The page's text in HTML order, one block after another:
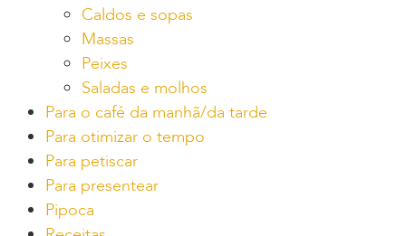
Caldos e sopas
Massas
Peixes
Saladas e molhos
Para o café da manhã/da tarde
Para otimizar o tempo
Para petiscar
Para presentear
Pipoca